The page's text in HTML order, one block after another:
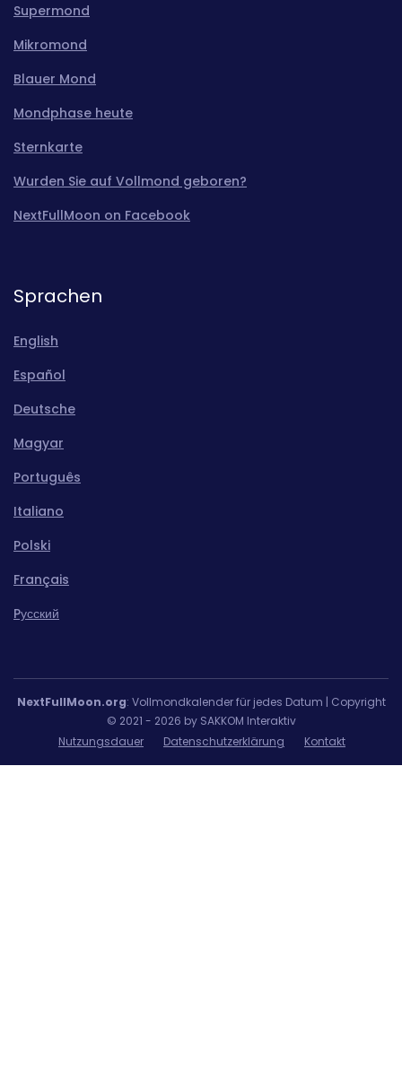
Supermond
Mikromond
Blauer Mond
Mondphase heute
Sternkarte
Wurden Sie auf Vollmond geboren?
NextFullMoon on Facebook
Sprachen
English
Español
Deutsche
Magyar
Português
Italiano
Polski
Français
Pусский
NextFullMoon.org: Vollmondkalender für jedes Datum | Copyright
© 2021 - 2026 by SAKKOM Interaktiv
Nutzungsdauer
Datenschutzerklärung Kontakt